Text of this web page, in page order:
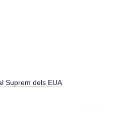
Suprem dels EUA